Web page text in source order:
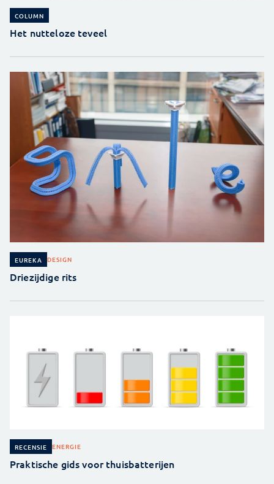
COLUMN
Het nutteloze teveel
EUREKA DESIGN
Driezijdige rits
RECENSIE ENERGIE
Praktische gids voor thuisbatterijen